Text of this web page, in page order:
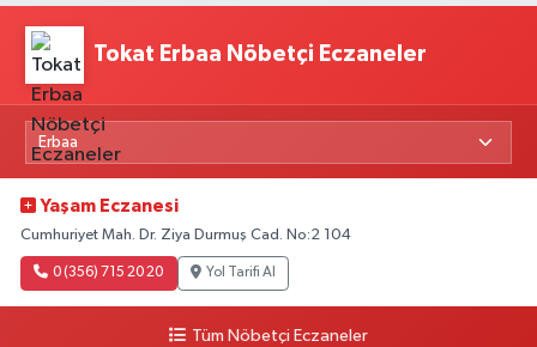
Tokat Erbaa Nöbetçi Eczaneler
Yaşam Eczanesi
Cumhuriyet Mah. Dr. Ziya Durmuş Cad. No:2 104
0 (356) 715 20 20 Yol Tarifi Al
Tüm Nöbetçi Eczaneler